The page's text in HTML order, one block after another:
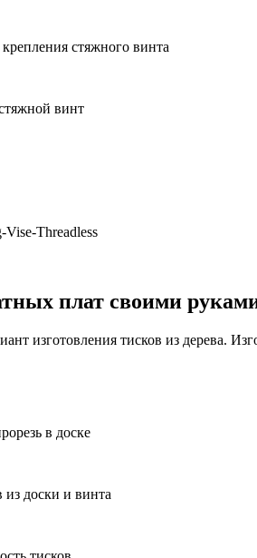
стяжного винта
винт
Threadless
плат своими
изготовления тисков из дерева.
в доске
из доски и винта